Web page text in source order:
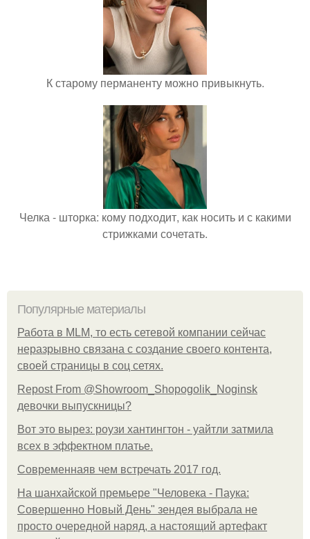
К старому перманенту можно привыкнуть.
Челка - шторка: кому подходит, как носить и с какими
стрижками сочетать.
Популярные материалы
Работа в MLM, то есть сетевой компании сейчас
неразрывно связана с создание своего контента,
своей страницы в соц сетях.
Repost From @Showroom_Shopogolik_Noginsk
девочки выпускницы?
Вот это вырез: роузи хантингтон - уайтли затмила
всех в эффектном платьe.
Современнаяв чем встречать 2017 год.
На шанхайской премьере "Человека - Паука:
Совершенно Новый День" зендея выбрала не
просто очередной наряд, а настоящий артефакт